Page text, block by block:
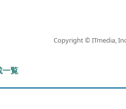
Copyright © ITmedia,
一覧